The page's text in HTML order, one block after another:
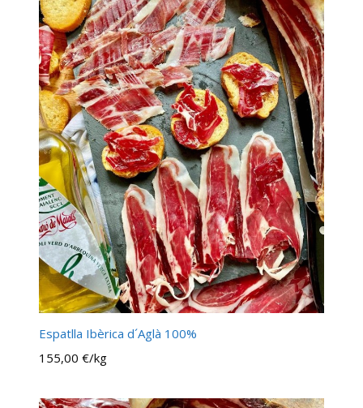
Espatlla Ibèrica d´Aglà 100%
155,00 €/kg